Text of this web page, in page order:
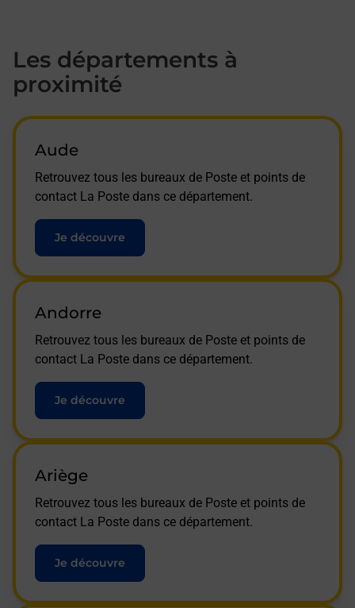
Les départements à
proximité
Aude
Retrouvez tous les bureaux de Poste et points de
contact La Poste dans ce département.
Je découvre
Andorre
Retrouvez tous les bureaux de Poste et points de
contact La Poste dans ce département.
Je découvre
Ariège
Retrouvez tous les bureaux de Poste et points de
contact La Poste dans ce département.
Je découvre